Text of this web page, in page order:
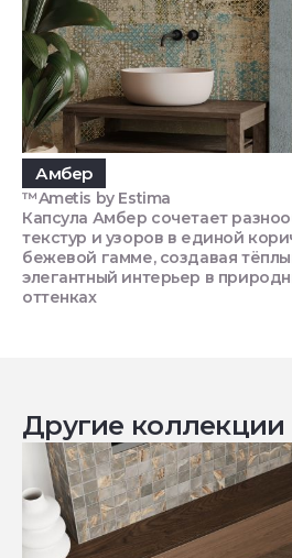
Амбер
™Ametis by Estima
Капсула Амбер сочетает
текстур и узоров в единой
бежевой гамме, создавая
элегантный интерьер в
оттенках
Другие коллекции